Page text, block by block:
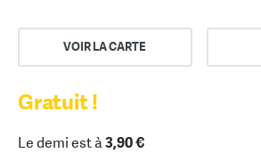
VOIR LA CARTE
Gratuit !
Le demi est à3,90 €